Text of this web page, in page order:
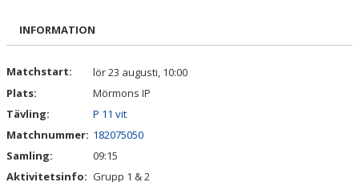
POOLSPEL
TRUPPEN
BILDGALLERI
INFORMATION
Matchstart:
lör 23 augusti, 10:00
Plats:
Mörmons IP
Tävling:
P 11 vit
Matchnummer: 182075050
Samling:
09:15
Aktivitetsinfo: Grupp 1 & 2